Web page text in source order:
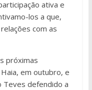
ativa e
los a que,
com as
próximas
em outubro, e
Teves defendido a